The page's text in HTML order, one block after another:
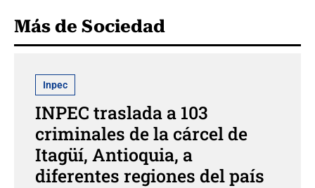
Más de Sociedad
Inpec
INPEC traslada a 103
criminales de la cárcel de
Itagüí, Antioquia, a
diferentes regiones del país